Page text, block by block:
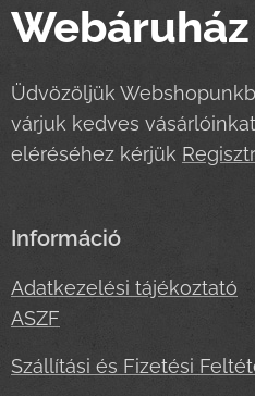
Webáruház
Üdvözöljük
várjuk kedves
eléréséhez kérjük
Információ
Adatkezelési tájékoztató
ASZF
Szállítási és Fizetési